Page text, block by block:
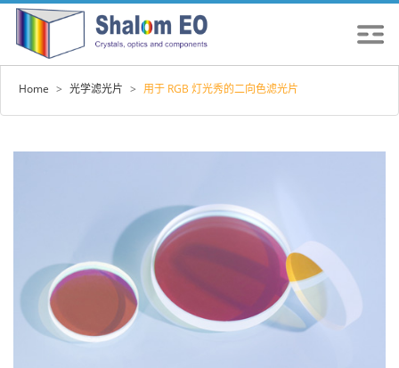
Home > 光学滤光片 > 用于 RGB 灯光秀的二向色滤光片